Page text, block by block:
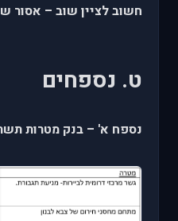
חשוב לציין שוב – אסור
ט. נספחים
נספח א' – בנק מטרות